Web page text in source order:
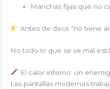
Manchas fijas que no
Antes de decir “no tiene
No todo lo que se ve mal
El calor interno: un
Las pantallas modernas